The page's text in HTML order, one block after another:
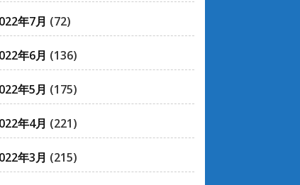
年7月 (72)
年6月 (136)
年5月 (175)
年4月 (221)
年3月 (215)